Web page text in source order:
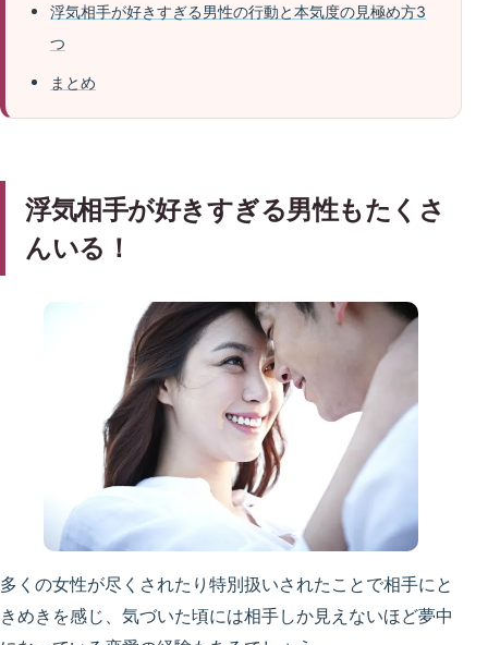
浮気相手が好きすぎる男性の行動と本気度の見極め方3
つ
まとめ
浮気相手が好きすぎる男性もたくさ
んいる！
多くの女性が尽くされたり特別扱いされたことで相手にと
きめきを感じ、気づいた頃には相手しか見えないほど夢中